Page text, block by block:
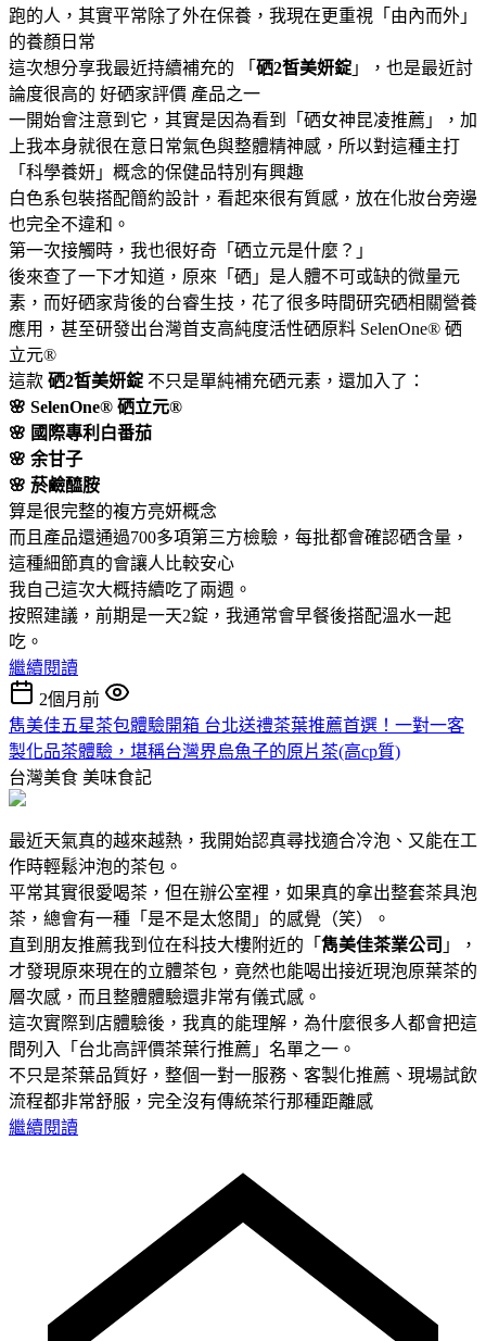
跑的人，其實平常除了外在保養，我現在更重視「由內而外」
的養顏日常
這次想分享我最近持續補充的 「 硒2皙美妍錠 」，也是最近討
論度很高的 好硒家評價 產品之一
一開始會注意到它，其實是因為看到「硒女神昆凌推薦」，加
上我本身就很在意日常氣色與整體精神感，所以對這種主打
「科學養妍」概念的保健品特別有興趣
白色系包裝搭配簡約設計，看起來很有質感，放在化妝台旁邊
也完全不違和。
第一次接觸時，我也很好奇「硒立元是什麼？」
後來查了一下才知道，原來「硒」是人體不可或缺的微量元
素，而好硒家背後的台睿生技，花了很多時間研究硒相關營養
應用，甚至研發出台灣首支高純度活性硒原料 SelenOne® 硒
立元®
這款 硒2皙美妍錠 不只是單純補充硒元素，還加入了：
🌸 SelenOne® 硒立元®
🌸 國際專利白番茄
🌸 余甘子
🌸 菸鹼醯胺
算是很完整的複方亮妍概念
而且產品還通過700多項第三方檢驗，每批都會確認硒含量，
這種細節真的會讓人比較安心
我自己這次大概持續吃了兩週。
按照建議，前期是一天2錠，我通常會早餐後搭配溫水一起
吃。
繼續閱讀
2個月前
雋美佳五星茶包體驗開箱 台北送禮茶葉推薦首選！一對一客
製化品茶體驗，堪稱台灣界烏魚子的原片茶(高cp質)
台灣美食 美味食記
最近天氣真的越來越熱，我開始認真尋找適合冷泡、又能在工
作時輕鬆沖泡的茶包。
平常其實很愛喝茶，但在辦公室裡，如果真的拿出整套茶具泡
茶，總會有一種「是不是太悠閒」的感覺（笑）。
直到朋友推薦我到位在科技大樓附近的「 雋美佳茶業公司 」，
才發現原來現在的立體茶包，竟然也能喝出接近現泡原葉茶的
層次感，而且整體體驗還非常有儀式感。
這次實際到店體驗後，我真的能理解，為什麼很多人都會把這
間列入「台北高評價茶葉行推薦」名單之一。
不只是茶葉品質好，整個一對一服務、客製化推薦、現場試飲
流程都非常舒服，完全沒有傳統茶行那種距離感
繼續閱讀